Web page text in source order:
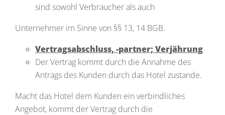
sind sowohl Verbraucher als auch
Unternehmer im Sinne von §§ 13, 14 BGB.
Vertragsabschluss, -partner; Verjährung
Der Vertrag kommt durch die Annahme des
Antrags des Kunden durch das Hotel zustande.
Macht das Hotel dem Kunden ein verbindliches
Angebot, kommt der Vertrag durch die